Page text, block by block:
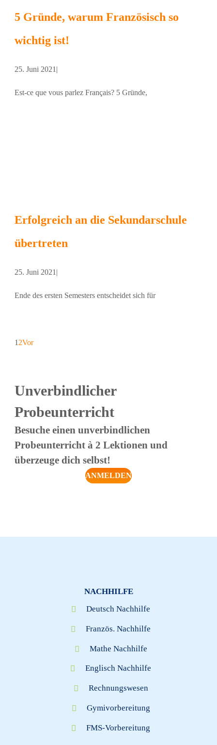
5 Gründe, warum Französisch so
wichtig ist!
25. Juni 2021 |
Est-ce que vous parlez Français? 5 Gründe,
Erfolgreich an die Sekundarschule
übertreten
25. Juni 2021 |
Ende des ersten Semesters entscheidet sich für
1 2Vor
Unverbindlicher
Probeunterricht
Besuche einen unverbindlichen
Probeunterricht à 2 Lektionen und
überzeuge dich selbst!
ANMELDEN
NACHHILFE
Deutsch Nachhilfe
Französ. Nachhilfe
Mathe Nachhilfe
Englisch Nachhilfe
Rechnungswesen
Gymivorbereitung
FMS-Vorbereitung